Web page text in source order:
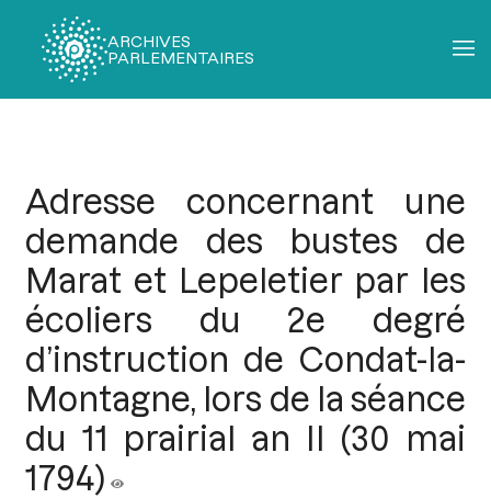
ARCHIVES
PARLEMENTAIRES
Adresse concernant une
demande des bustes de
Marat et Lepeletier par les
écoliers du 2e degré
d’instruction de Condat-la-
Montagne, lors de la séance
du 11 prairial an II (30 mai
1794)